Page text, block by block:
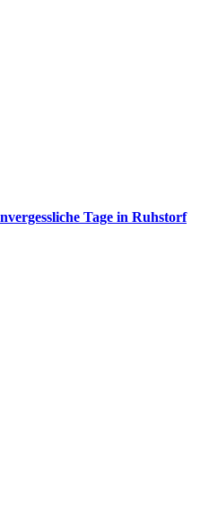
Tage in Ruhstorf